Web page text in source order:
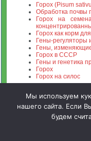
Горох (Pisum
Обработка почвы
Горох на
Горох как корм
Гены-регуляторы
Гены,
Горох в СССР
Гены и генетика
Горох
Горох на силос
Зооинженерный
Мы используем
нашего сайта. Если
будем